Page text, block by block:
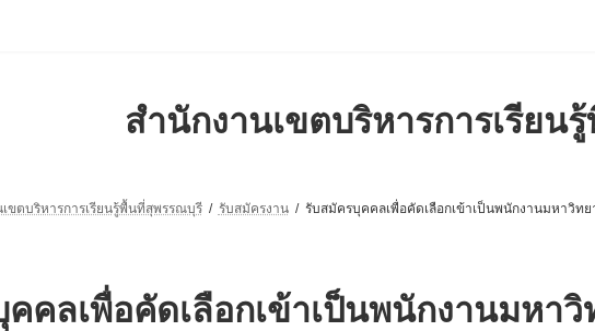
สำนักงานเขตบริหารการเรีย
ขตบริหารการเรียนรู้พื้นที่สุพรรณบุรี รับสมัครงาน รับสมัครบุคคลเพื่อคัดเลือกเข้าเป็นพนักงานมหาวิท
คลเพื่อคัดเลือกเข้าเป็นพนักงานมหา